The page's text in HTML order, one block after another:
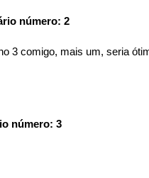
número: 2
3 comigo, mais um, seria
número: 3